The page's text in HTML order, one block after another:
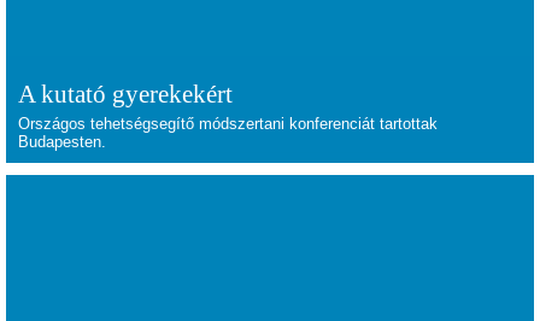
A kutató gyerekekért
Országos tehetségsegítő módszertani konferenciát tartottak
Budapesten.